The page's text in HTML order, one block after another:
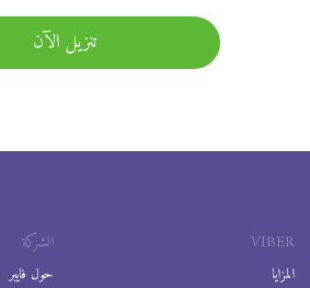
تنزيل الآن
VIBER
المزايا
الشركة
حول فايبر